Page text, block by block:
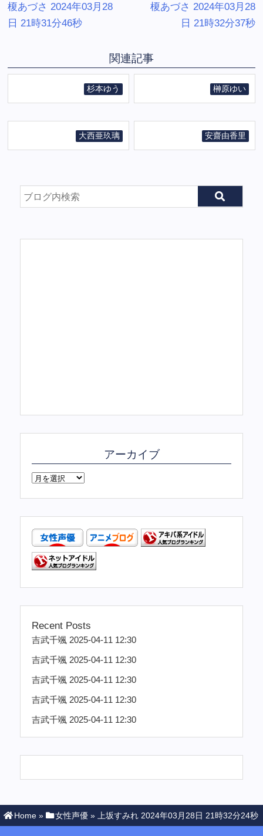
榎あづさ 2024年03月28
日 21時31分46秒
榎あづさ 2024年03月28
日 21時32分37秒
関連記事
杉本ゆう 榊原ゆい
大西亜玖璃 安齋由香里
アーカイブ
Recent Posts
吉武千颯 2025-04-11 12:30
吉武千颯 2025-04-11 12:30
吉武千颯 2025-04-11 12:30
吉武千颯 2025-04-11 12:30
吉武千颯 2025-04-11 12:30
Home » 女性声優 » 上坂すみれ 2024年03月28日 21時32分24秒